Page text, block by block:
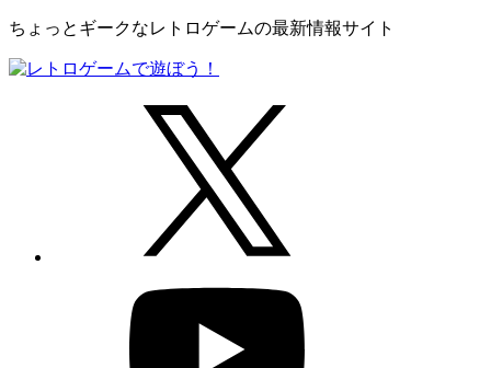
ちょっとギークなレトロゲームの最新情報サイト